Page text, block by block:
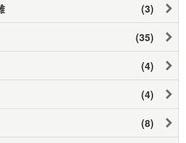
(3)
(35)
(4)
(4)
(8)